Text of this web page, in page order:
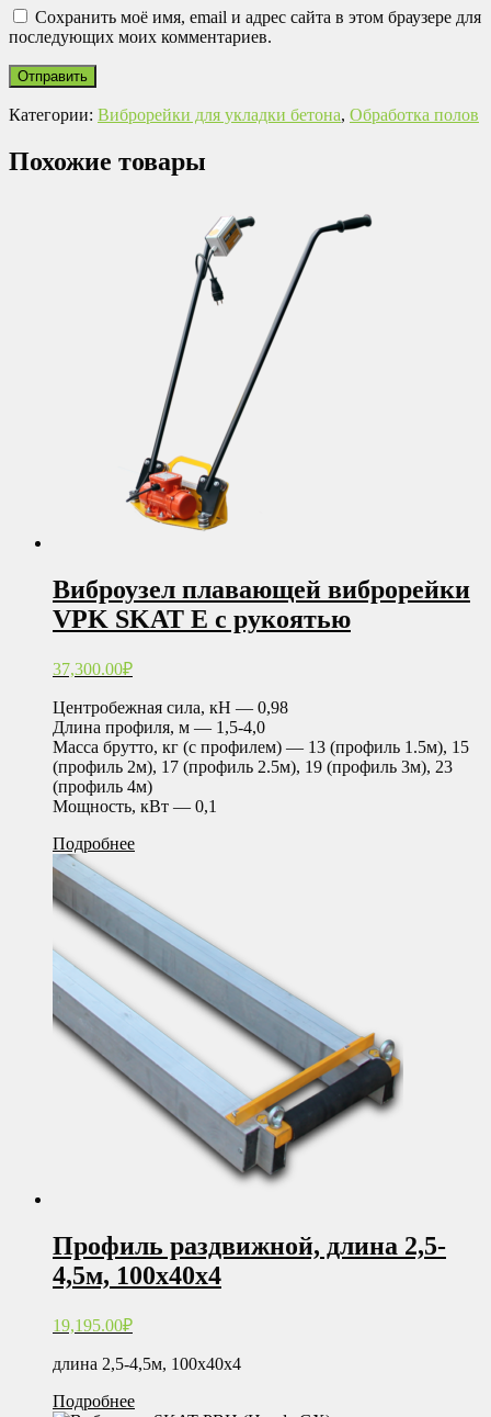
Сохранить моё имя, email и адрес сайта в этом браузере для
последующих моих комментариев.
Категории: Виброрейки для укладки бетона, Обработка полов
Похожие товары
Виброузел плавающей виброрейки
VPK SKAT E с рукоятью
37,300.00₽
Центробежная сила, кН — 0,98
Длина профиля, м — 1,5-4,0
Масса брутто, кг (с профилем) — 13 (профиль 1.5м), 15
(профиль 2м), 17 (профиль 2.5м), 19 (профиль 3м), 23
(профиль 4м)
Мощность, кВт — 0,1
Подробнее
Профиль раздвижной, длина 2,5-
4,5м, 100х40х4
19,195.00₽
длина 2,5-4,5м, 100х40х4
Подробнее